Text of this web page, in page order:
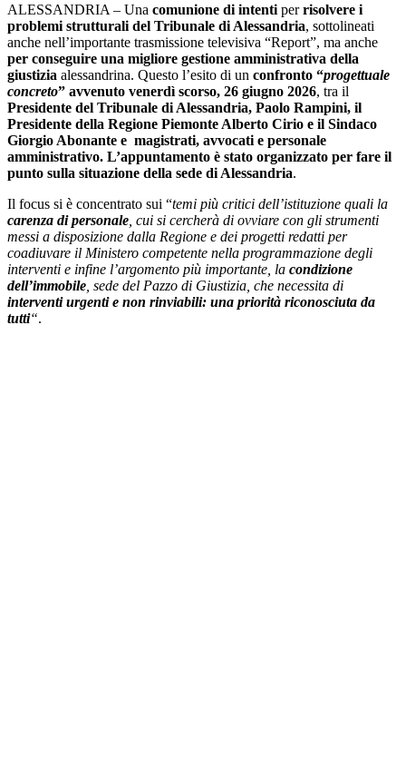
ALESSANDRIA – Una comunione di intenti perrisolvere i
problemi strutturali del Tribunale di Alessandria, sottolineati
anche nell’importante trasmissione televisiva “Report”, ma anche
per conseguire una migliore gestione amministrativa della
giustizia alessandrina. Questo l’esito di un confronto “progettuale
concreto” avvenuto venerdì scorso, 26 giugno 2026, tra il
Presidente del Tribunale di Alessandria, Paolo Rampini, il
Presidente della Regione Piemonte Alberto Cirio e il Sindaco
Giorgio Abonante e magistrati, avvocati e personale
amministrativo. L’appuntamento è stato organizzato per fare il
punto sulla situazione della sede di Alessandria.
Il focus si è concentrato sui “temi più critici dell’istituzione quali la
carenza di personale , cui si cercherà di ovviare con gli strumenti
messi a disposizione dalla Regione e dei progetti redatti per
coadiuvare il Ministero competente nella programmazione degli
interventi e infine l’argomento più importante, la condizione
dell’immobile , sede del Pazzo di Giustizia, che necessita di
interventi urgenti e non rinviabili: una priorità riconosciuta da
tutti“.